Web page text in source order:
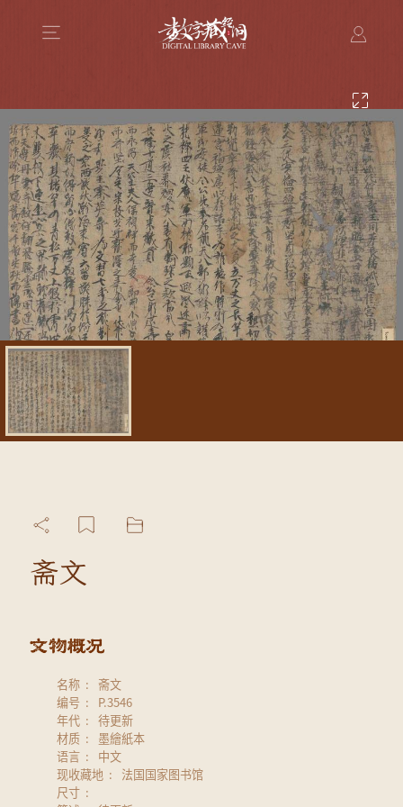
斋文
名称
斋文
编号
P.3546
年代
待更新
材质
墨繪紙本
语言
中文
现收藏地
法国国家图书馆
尺寸